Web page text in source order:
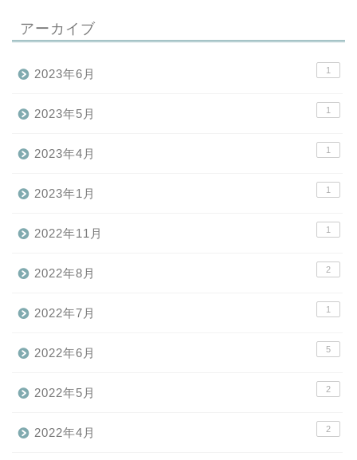
アーカイブ
2023年6月 1
2023年5月 1
2023年4月 1
2023年1月 1
2022年11月 1
2022年8月 2
2022年7月 1
2022年6月 5
2022年5月 2
2022年4月 2